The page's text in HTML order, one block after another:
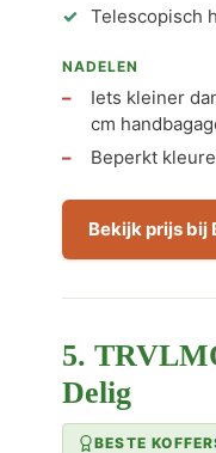
Telescopisch
NADELEN
Iets kleiner
cm
Beperkt
Bekijk prijs bij
5.
Delig
BESTE